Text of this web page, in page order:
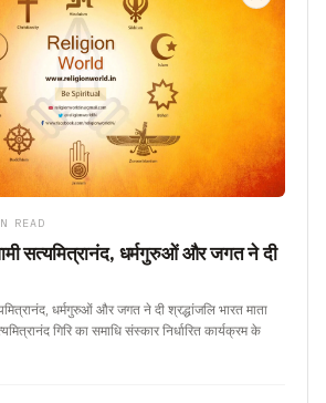
READ
सत्यमित्रानंद, धर्मगुरुओं और जगत ने दी
धर्मगुरुओं और जगत ने दी श्रद्धांजलि भारत माता
गिरि का समाधि संस्कार निर्धारित कार्यक्रम के